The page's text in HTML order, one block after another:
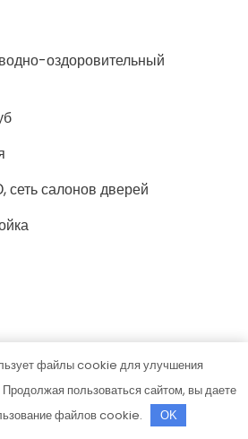
оздоровительный
салонов дверей
центр Tupperware
гостиничный комплекс
файлы cookie для улучшения
Продолжая пользоваться сайтом, вы даете
файлов cookie.
OK